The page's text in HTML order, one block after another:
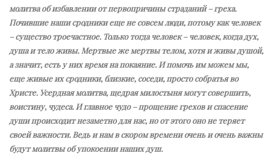
молитва об избавлении от первопричины страданий – греха.
Почившие наши сродники еще не совсем люди, потому как человек
– существо троечастное. Только тогда человек – человек, когда дух,
душа и тело живы. Мертвые же мертвы телом, хотя и живы душой,
а значит, есть у них время на покаяние. И помочь им можем мы,
еще живые их сродники, близкие, соседи, просто собратья во
Христе. Усердная молитва, щедрая милостыня могут совершить,
воистину, чудеса. И главное чудо – прощение грехов и спасение
души происходит незаметно для нас, но от этого оно не теряет
своей важности. Ведь и нам в скором времени очень и очень важны
будут молитвы об упокоении наших душ.